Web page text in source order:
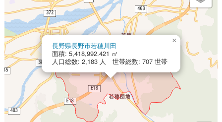
長野県長野市若穂川田
面積: 5,418,992.421 ㎡
人口総数: 2,183 人 世帯総数: 707 世帯
×